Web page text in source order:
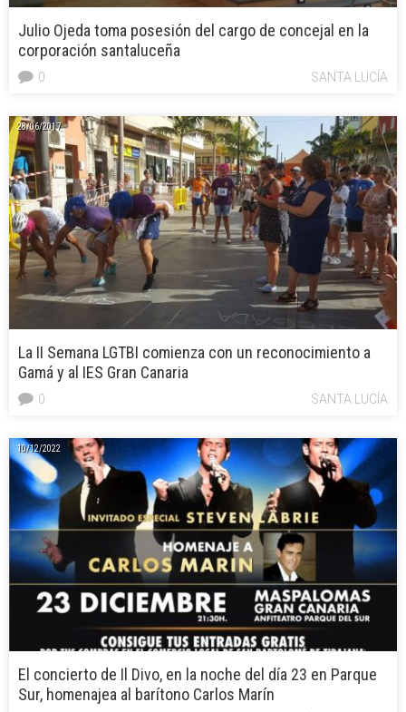
Julio Ojeda toma posesión del cargo de concejal en la
corporación santaluceña
SANTA LUCÍA
0
28/06/2017
La II Semana LGTBI comienza con un reconocimiento a
Gamá y al IES Gran Canaria
SANTA LUCÍA
0
10/12/2022
El concierto de Il Divo, en la noche del día 23 en Parque
Sur, homenajea al barítono Carlos Marín